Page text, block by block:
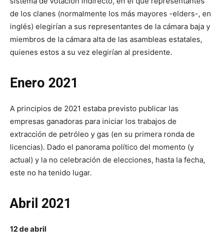
de los clanes (normalmente los más mayores -elders-, en
inglés) elegirían a sus representantes de la cámara baja y
miembros de la cámara alta de las asambleas estatales,
quienes estos a su vez elegirían al presidente.
Enero 2021
A principios de 2021 estaba previsto publicar las
empresas ganadoras para iniciar los trabajos de
extracción de petróleo y gas (en su primera ronda de
licencias). Dado el panorama político del momento (y
actual) y la no celebración de elecciones, hasta la fecha,
este no ha tenido lugar.
Abril 2021
12 de abril